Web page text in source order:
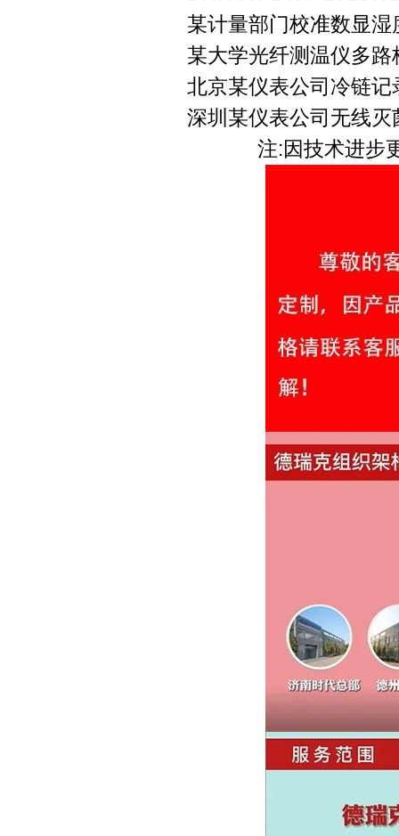
某计量部门校准数显湿
某大学光纤测温仪多路
北京某仪表公司冷链记
深圳某仪表公司无线
注:因技术进步